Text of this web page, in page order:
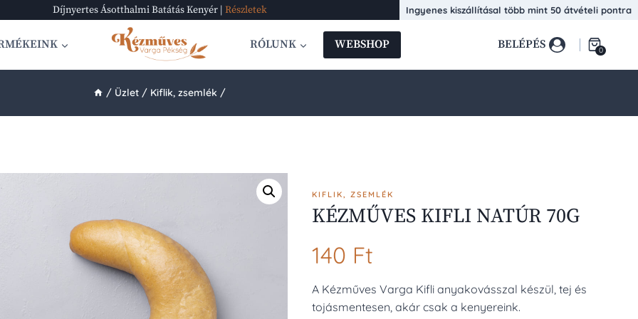
Díjnyertes Ásotthalmi Batátás Kenyér | Részletek Ingyenes kiszállításal több mint 50 átvételi pontra
RÓLUNK WEBSHOP BELÉPÉS 0
/ Üzlet / Kiflik, zsemlék /
KIFLIK, ZSEMLÉK
KÉZMŰVES KIFLI NATÚR 70G
140 Ft
A Kézműves Varga Kifli anyakovásszal készül, tej és
tojásmentesen, akár csak a kenyereink.
NATÚR